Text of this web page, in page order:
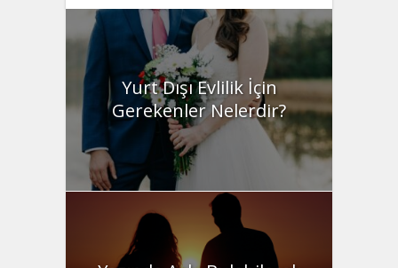
Yurt Dışı Evlilik İçin
Gerekenler Nelerdir?